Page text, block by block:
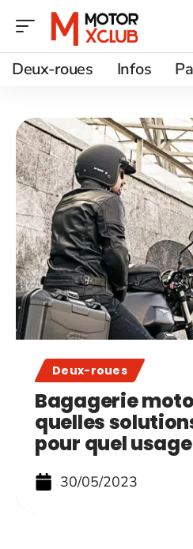
Deux-roues Infos
Deux-roues
Bagagerie
quelles
pour quel usage
30/05/2023